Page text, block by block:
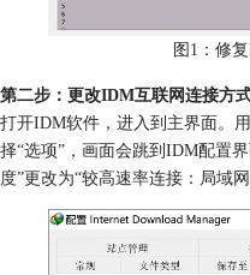
图1：修
第二步：更改IDM互联网连接方
打开IDM软件，进入到主界面。
择“选项”，画面会跳到IDM配置
度”更改为“较高速率连接：局域